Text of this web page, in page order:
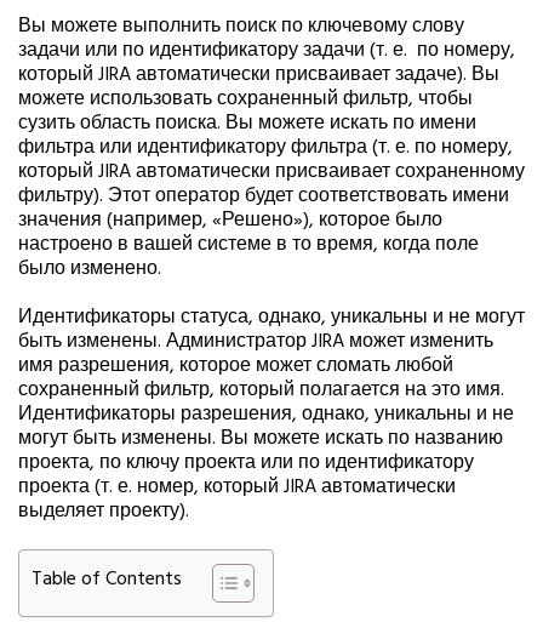
Вы можете выполнить поиск по ключевому слову
задачи или по идентификатору задачи (т. е. по номеру,
который JIRA автоматически присваивает задаче). Вы
можете использовать сохраненный фильтр, чтобы
сузить область поиска. Вы можете искать по имени
фильтра или идентификатору фильтра (т. е. по номеру,
который JIRA автоматически присваивает сохраненному
фильтру). Этот оператор будет соответствовать имени
значения (например, «Решено»), которое было
настроено в вашей системе в то время, когда поле
было изменено.
Идентификаторы статуса, однако, уникальны и не могут
быть изменены. Администратор JIRA может изменить
имя разрешения, которое может сломать любой
сохраненный фильтр, который полагается на это имя.
Идентификаторы разрешения, однако, уникальны и не
могут быть изменены. Вы можете искать по названию
проекта, по ключу проекта или по идентификатору
проекта (т. е. номер, который JIRA автоматически
выделяет проекту).
Table of Contents